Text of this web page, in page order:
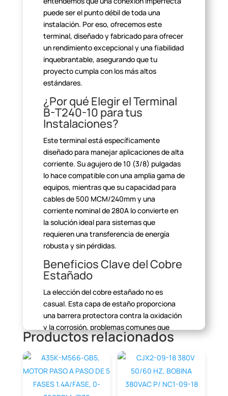
puede ser el punto débil de toda una
instalación. Poreso, ofrecemos este
terminal, diseñado y fabricado para ofrecer
unrendimiento excepcional y una fiabilidad
inquebrantable, asegurando que tu
proyecto cumpla con los más altos
estándares.
¿Por qué Elegir el Terminal
B-T240-10 para tus
Instalaciones?
Este terminal está específicamente
diseñado para manejaraplicaciones de alta
corriente. Su agujero de 10 (3/8) pulgadas
lo hacecompatible con una amplia gama de
equipos, mientras que su capacidad para
cables de 500 MCM/240mm y una
corriente nominal de 280A lo convierte en
la soluciónideal para sistemas que
requieren una transferencia de energía
robusta y sinpérdidas.
Beneficios Clave del Cobre
Estañado
La elección del cobre estañado no es
casual. Esta capa de estañoproporciona
una barrera protectora contra la oxidación
y la corrosión, problemas comunes que
degradan la conductividad y pueden llevar
prematuros. Esto garantiza una
superficie de contacto limpia y estable
durante años, incluso en entornos
adversos.
Productos relacionados